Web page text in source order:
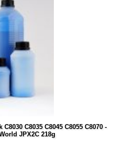
C8035 C8045 C8055 C8070 -
JPX2C 218g